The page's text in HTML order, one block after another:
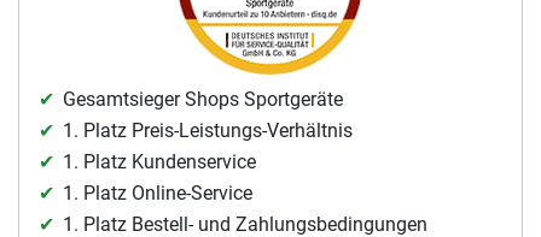
Gesamtsieger Shops Sportgeräte
1. Platz Preis-Leistungs-Verhältnis
1. Platz Kundenservice
1. Platz Online-Service
1. Platz Bestell- und Zahlungsbedingungen